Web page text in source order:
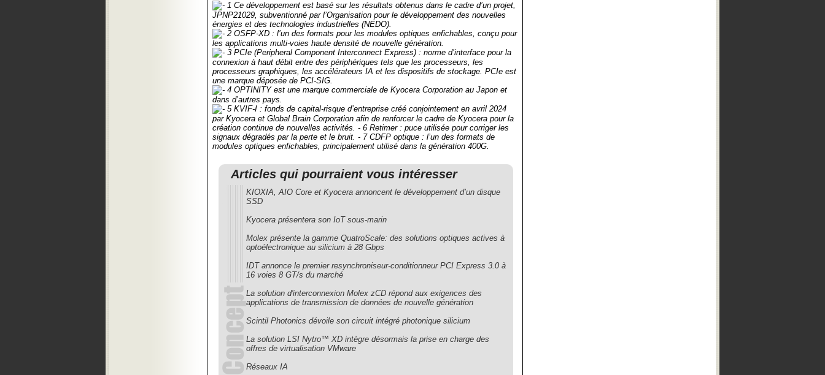
1 Ce développement est basé sur les résultats obtenus dans le cadre d’un projet,
JPNP21029, subventionné par l’Organisation pour le développement des nouvelles
énergies et des technologies industrielles (NEDO).
2 OSFP-XD : l’un des formats pour les modules optiques enfichables, conçu pour
les applications multi-voies haute densité de nouvelle génération.
3 PCIe (Peripheral Component Interconnect Express) : norme d’interface pour la
connexion à haut débit entre des périphériques tels que les processeurs, les
processeurs graphiques, les accélérateurs IA et les dispositifs de stockage. PCIe est
une marque déposée de PCI-SIG.
4 OPTINITY est une marque commerciale de Kyocera Corporation au Japon et
dans d’autres pays.
5 KVIF-I : fonds de capital-risque d’entreprise créé conjointement en avril 2024
par Kyocera et Global Brain Corporation afin de renforcer le cadre de Kyocera pour la
création continue de nouvelles activités. - 6 Retimer : puce utilisée pour corriger les
signaux dégradés par la perte et le bruit. - 7 CDFP optique : l’un des formats de
modules optiques enfichables, principalement utilisé dans la génération 400G.
Articles qui pourraient vous intéresser
KIOXIA, AIO Core et Kyocera annoncent le développement d’un disque
SSD
Kyocera présentera son IoT sous-marin
Molex présente la gamme QuatroScale: des solutions optiques actives à
optoélectronique au silicium à 28 Gbps
IDT annonce le premier resynchroniseur-conditionneur PCI Express 3.0 à
16 voies 8 GT/s du marché
La solution d'interconnexion Molex zCD répond aux exigences des
applications de transmission de données de nouvelle génération
Scintil Photonics dévoile son circuit intégré photonique silicium
La solution LSI Nytro™ XD intègre désormais la prise en charge des
offres de virtualisation VMware
Réseaux IA